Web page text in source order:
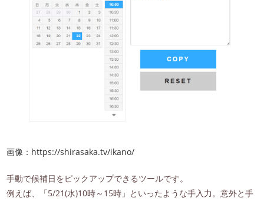
画像：https://shirasaka.tv/ikano/
手動で候補日をピックアップできるツールです。
例えば、「5/21(水)10時～15時」といったような手入力。意外と手